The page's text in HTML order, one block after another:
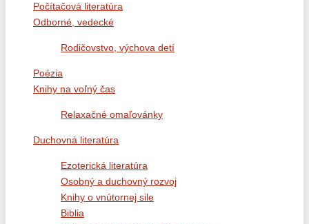
Počítačová literatúra
Odborné, vedecké
Rodičovstvo, výchova detí
Poézia
Knihy na voľný čas
Relaxačné omaľovánky
Duchovná literatúra
Ezoterická literatúra
Osobný a duchovný rozvoj
Knihy o vnútornej sile
Biblia